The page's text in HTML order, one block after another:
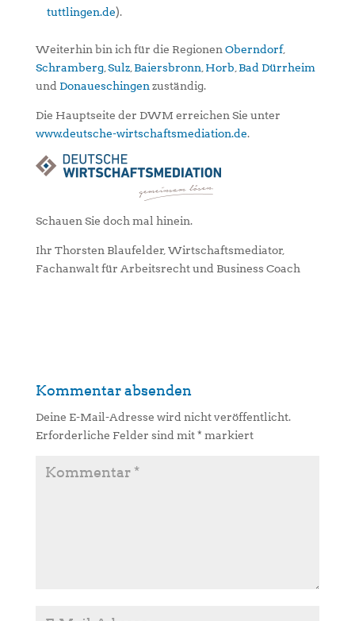
tuttlingen.de).
Weiterhin bin ich für die Regionen Oberndorf,
Schramberg, Sulz, Baiersbronn Horb Bad Dürrheim
und Donaueschingen zuständig.
Die Hauptseite der DWM erreichen Sie unter
www.deutsche-wirtschaftsmediation.de.
Schauen Sie doch mal hinein.
Ihr Thorsten Blaufelder, Wirtschaftsmediator,
Fachanwalt für Arbeitsrecht und Business Coach
Kommentar absenden
Deine E-Mail-Adresse wird nicht veröffentlicht.
Erforderliche Felder sind mit* markiert